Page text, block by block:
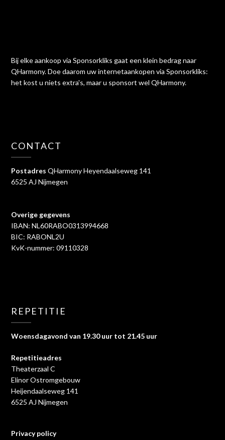
Bij elke aankoop via Sponsorkliks gaat een klein bedrag naar
QHarmony. Doe daarom uw internetaankopen via Sponsorkliks:
het kost u niets extra's, maar u sponsort wel QHarmony.
CONTACT
Postadres QHarmony Heyendaalseweg 141
6525 AJ Nijmegen
Overige gegevens
IBAN: NL60RABO0313994668
BIC: RABONL2U
KvK-nummer: 09110328
REPETITIE
Woensdagavond van 19.30 uur tot 21.45 uur
Repetitieadres
Theaterzaal C
Elinor Ostromgebouw
Heijendaalseweg 141
6525 AJ Nijmegen
Privacy policy